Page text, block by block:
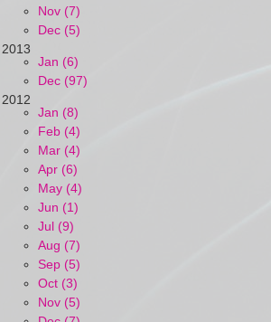
Nov (7)
Dec (5)
2013
Jan (6)
Dec (97)
2012
Jan (8)
Feb (4)
Mar (4)
Apr (6)
May (4)
Jun (1)
Jul (9)
Aug (7)
Sep (5)
Oct (3)
Nov (5)